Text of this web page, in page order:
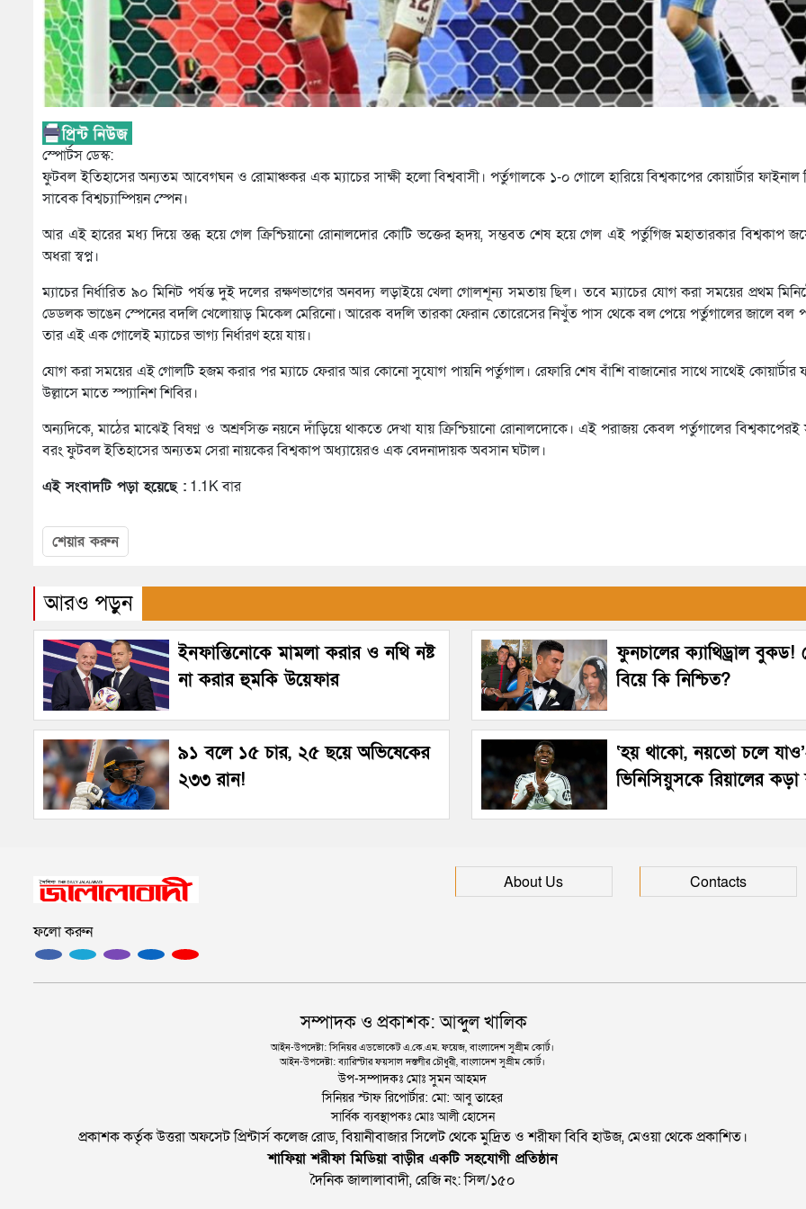
স্পোর্টস ডেস্ক:
ফুটবল ইতিহাসের অন্যতম আবেগঘন ও রোমাঞ্চকর এক ম্যাচের সাক্ষী হলো বিশ্ববাসী। পর্তুগালকে ১-০ গোলে হারিয়ে বিশ্বকাপের কোয়ার্টার ফাইনাল
সাবেক বিশ্বচ্যাম্পিয়ন স্পেন।
আর এই হারের মধ্য দিয়ে স্তব্ধ হয়ে গেল ক্রিশ্চিয়ানো রোনালদোর কোটি ভক্তের হৃদয়, সম্ভবত শেষ হয়ে গেল এই পর্তুগিজ মহাতারকার বিশ্বকাপ
অধরা স্বপ্ন।
ম্যাচের নির্ধারিত ৯০ মিনিট পর্যন্ত দুই দলের রক্ষণভাগের অনবদ্য লড়াইয়ে খেলা গোলশূন্য সমতায় ছিল। তবে ম্যাচের যোগ করা সময়ের প্রথম
ডেডলক ভাঙেন স্পেনের বদলি খেলোয়াড় মিকেল মেরিনো। আরেক বদলি তারকা ফেরান তোরেসের নিখুঁত পাস থেকে বল পেয়ে পর্তুগালের জালে বল
তার এই এক গোলেই ম্যাচের ভাগ্য নির্ধারণ হয়ে যায়।
যোগ করা সময়ের এই গোলটি হজম করার পর ম্যাচে ফেরার আর কোনো সুযোগ পায়নি পর্তুগাল। রেফারি শেষ বাঁশি বাজানোর সাথে সাথেই কোয়ার্টার
উল্লাসে মাতে স্প্যানিশ শিবির।
অন্যদিকে, মাঠের মাঝেই বিষণ্ণ ও অশ্রুসিক্ত নয়নে দাঁড়িয়ে থাকতে দেখা যায় ক্রিশ্চিয়ানো রোনালদোকে। এই পরাজয় কেবল পর্তুগালের বিশ্বকাপেরই
বরং ফুটবল ইতিহাসের অন্যতম সেরা নায়কের বিশ্বকাপ অধ্যায়েরও এক বেদনাদায়ক অবসান ঘটাল।
এই সংবাদটি পড়া হয়েছে : 1.1K বার
শেয়ার করুন
আরও পড়ুন
ইনফান্তিনোকে মামলা করার ও নথি নষ্ট
না করার হুমকি উয়েফার
ফুনচালের ক্যাথিড্রাল
বিয়ে কি নিশ্চিত?
৯১ বলে ১৫ চার, ২৫ ছয়ে অভিষেকের
২৩৩ রান!
‘হয় থাকো, নয়তো চলে
ভিনিসিয়ুসকে রিয়ালের কড়া
ফলো করুন
About Us Contacts
সম্পাদক ও প্রকাশক: আব্দুল খালিক
আইন-উপদেষ্টা: সিনিয়র এডভোকেট এ.কে.এম. ফয়েজ, বাংলাদেশ সুপ্রীম কোর্ট।
আইন-উপদেষ্টা: ব্যারিস্টার ফয়সাল দস্তগীর চৌধুরী, বাংলাদেশ সুপ্রীম কোর্ট।
উপ-সম্পাদকঃ মোঃ সুমন আহমদ
সিনিয়র স্টাফ রিপোর্টার: মো: আবু তাহের
সার্বিক ব্যবস্থাপকঃ মোঃ আলী হোসেন
প্রকাশক কর্তৃক উত্তরা অফসেট প্রিন্টার্স কলেজ রোড, বিয়ানীবাজার সিলেট থেকে মুদ্রিত ও শরীফা বিবি হাউজ, মেওয়া থেকে প্রকাশিত।
শাফিয়া শরীফা মিডিয়া বাড়ীর একটি সহযোগী প্রতিষ্ঠান
দৈনিক জালালাবাদী, রেজি নং: সিল/১৫০